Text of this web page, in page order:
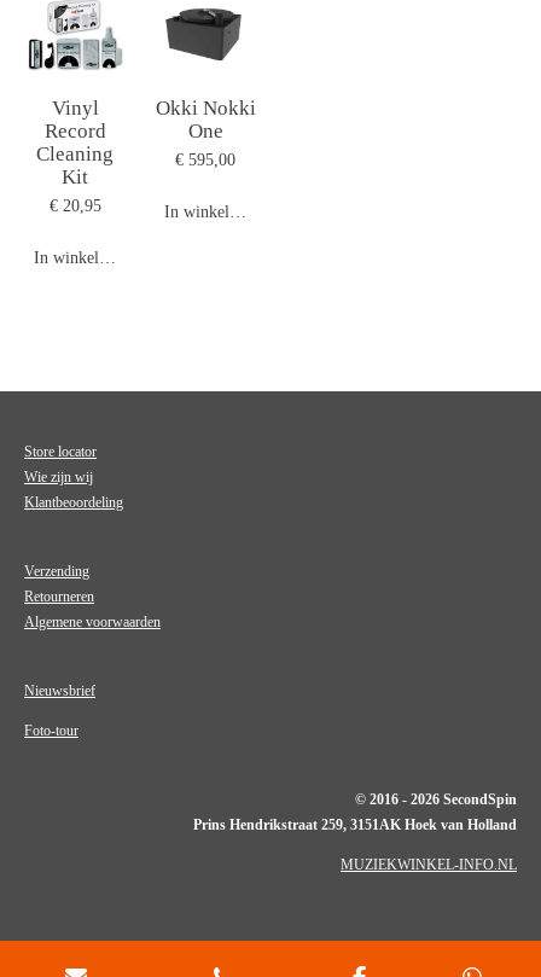
Vinyl
Record
Cleaning
Kit
€ 20,95
In winkelwagen
Okki Nokki
One
€ 595,00
In winkelwagen
Store locator
Wie zijn wij
Klantbeoordeling
Verzending
Retourneren
Algemene voorwaarden
Nieuwsbrief
Foto-tour
© 2016 - 2026 SecondSpin
Prins Hendrikstraat 259, 3151AK Hoek van Holland
MUZIEKWINKEL-INFO.NL